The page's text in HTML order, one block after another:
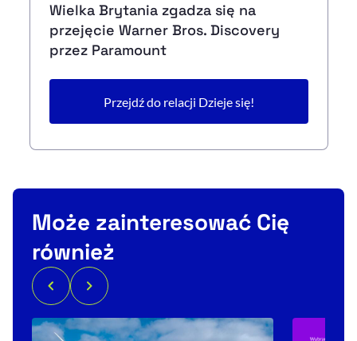
Wielka Brytania zgadza się na
przejęcie Warner Bros. Discovery
przez Paramount
Przejdź do relacji Dzieje się!
Może zainteresować Cię
również